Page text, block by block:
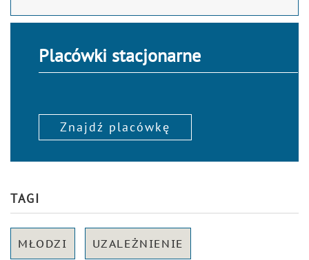
Placówki stacjonarne
Znajdź placówkę
TAGI
MŁODZI UZALEŻNIENIE